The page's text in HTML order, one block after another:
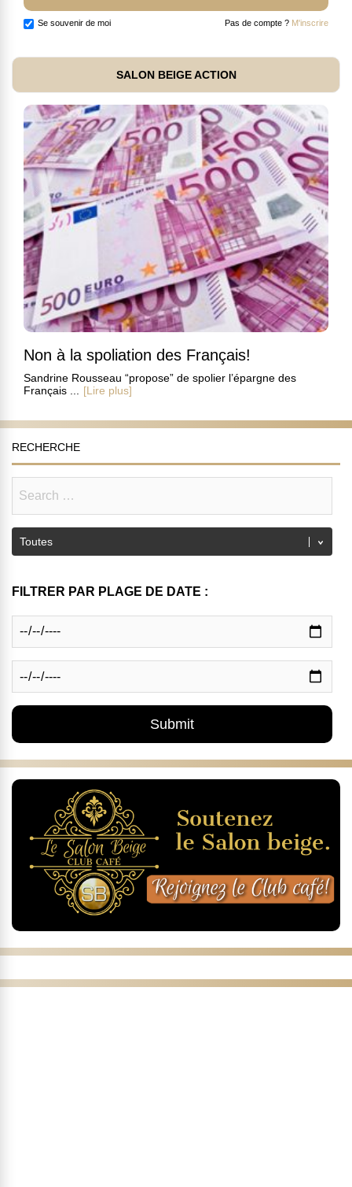
Se souvenir de moi Pas de compte ? M'inscrire
SALON BEIGE ACTION
Non à la spoliation des Français!
Sandrine Rousseau “propose” de spolier l’épargne des
Français ...
[Lire plus]
RECHERCHE
FILTRER PAR PLAGE DE DATE :